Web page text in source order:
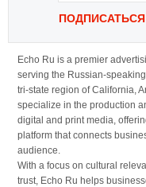
ПОДПИСАТЬСЯ
Echo Ru is a premier
serving the Russian-
tri-state region of California,
specialize in the production
digital and print media,
platform that connects
audience.
With a focus on cultural
trust, Echo Ru helps